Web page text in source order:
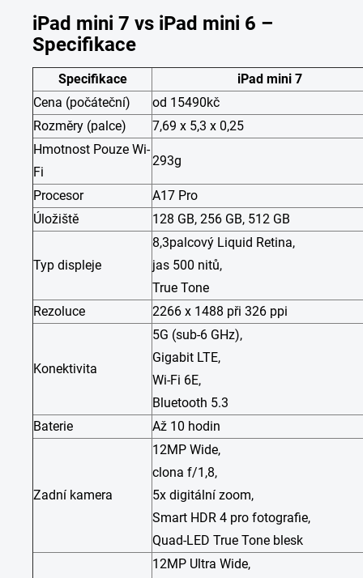
iPad mini 7 vs iPad mini 6 –
Specifikace
Specifikace
iPad mini 7
Cena (počáteční)
od 15490kč
Rozměry (palce)
7,69 x 5,3 x 0,25
Hmotnost Pouze Wi-
Fi
293g
Procesor
A17 Pro
Úložiště
128 GB, 256 GB, 512 GB
Typ displeje
8,3palcový Liquid Retina,
jas 500 nitů,
True Tone
Rezoluce
2266 x 1488 při 326 ppi
Konektivita
5G (sub-6 GHz),
Gigabit LTE,
Wi-Fi 6E,
Bluetooth 5.3
Baterie
Až 10 hodin
Zadní kamera
12MP Wide,
clona f/1,8,
5x digitální zoom,
Smart HDR 4 pro fotografie,
Quad-LED True Tone blesk
12MP Ultra Wide,